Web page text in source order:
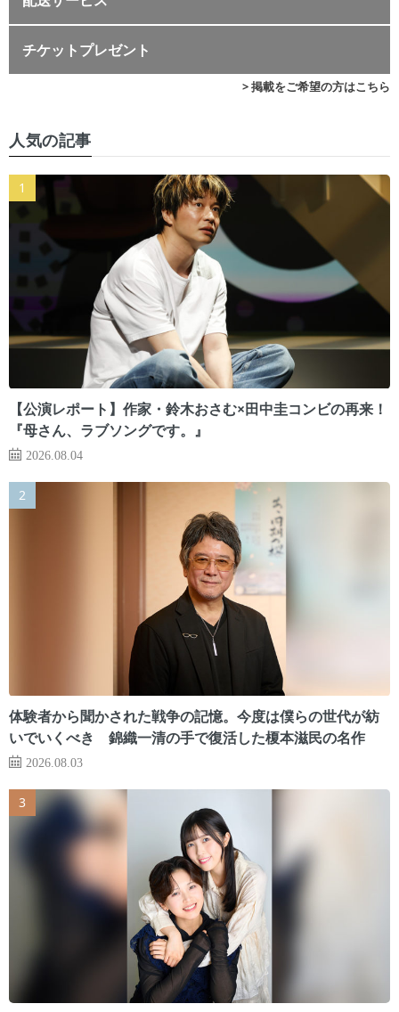
チケットプレゼント
> 掲載をご希望の方はこちら
人気の記事
【公演レポート】作家・鈴木おさむ×田中圭コンビの再来！
『母さん、ラブソングです。』
2026.08.04
体験者から聞かされた戦争の記憶。今度は僕らの世代が紡
いでいくべき 錦織一清の手で復活した榎本滋民の名作
2026.08.03